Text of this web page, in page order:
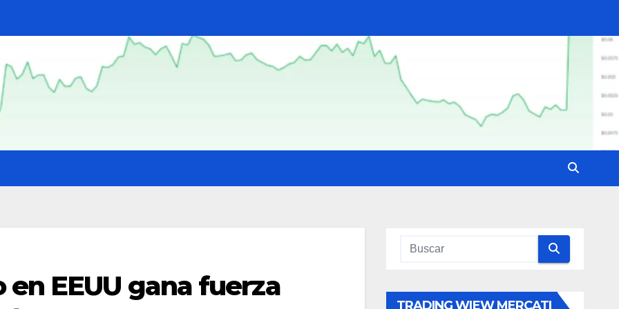
EEUU gana fuerza
TRADING WIEW MERCATI